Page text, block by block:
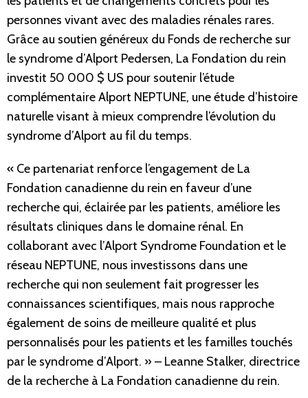
personnes vivant avec des maladies rénales rares.
Grâce au soutien généreux du Fonds de recherche sur
le syndrome d’Alport Pedersen, La Fondation du rein
investit 50 000 $ US pour soutenir l’étude
complémentaire Alport NEPTUNE, une étude d’histoire
naturelle visant à mieux comprendre l’évolution du
syndrome d’Alport au fil du temps.
« Ce partenariat renforce l’engagement de La
Fondation canadienne du rein en faveur d’une
recherche qui, éclairée par les patients, améliore les
résultats cliniques dans le domaine rénal. En
collaborant avec l’Alport Syndrome Foundation et le
réseau NEPTUNE, nous investissons dans une
recherche qui non seulement fait progresser les
connaissances scientifiques, mais nous rapproche
également de soins de meilleure qualité et plus
personnalisés pour les patients et les familles touchés
par le syndrome d’Alport. » – Leanne Stalker, directrice
de la recherche à La Fondation canadienne du rein.